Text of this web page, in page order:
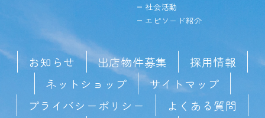
社会活動
エピソード紹介
お知らせ 出店物件募集
採用情報
ネットショップ
サイトマップ
プライバシーポリシー
よくある質問